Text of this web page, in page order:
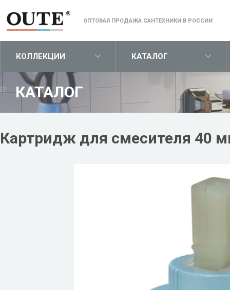
ОПТОВАЯ ПРОДАЖА САНТЕХНИКИ В РОССИИ
КОЛЛЕКЦИИ КАТАЛОГ
КАТАЛОГ
Картридж для смесителя 40